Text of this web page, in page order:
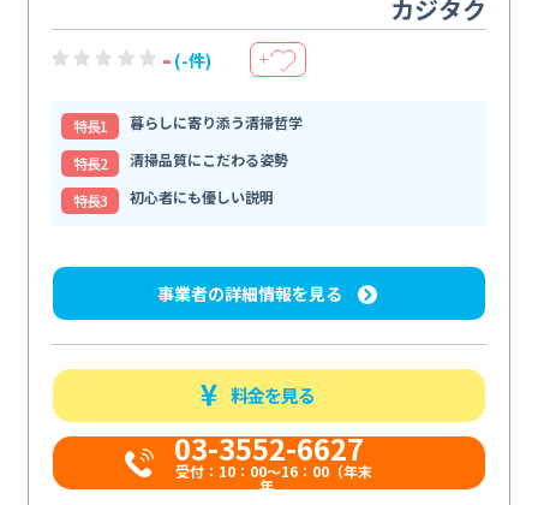
カジタク
- (-件) ＋
特⻑1
暮らしに寄り添う清掃哲学
特⻑2
清掃品質にこだわる姿勢
特⻑3
初心者にも優しい説明
事業者の詳細情報を見る
料金を見る
03-3552-6627
受付：10：00～16：00（年末
年...